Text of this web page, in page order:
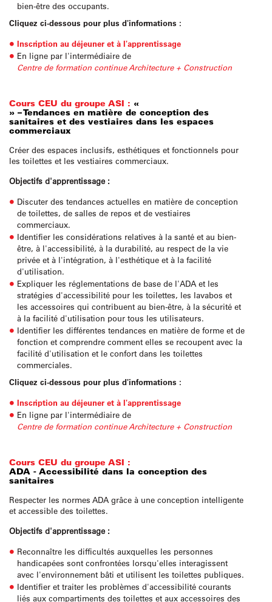
bien-être des occupants.
Cliquez ci-dessous pour plus d'informations :
Inscription au déjeuner et à l'apprentissage
En ligne par l'intermédiaire de
Centre de formation continue Architecture + Construction
Cours CEU du groupe ASI : «
» – Tendances en matière de conception des
sanitaires et des vestiaires dans les espaces
commerciaux
Créer des espaces inclusifs, esthétiques et fonctionnels pour
les toilettes et les vestiaires commerciaux.
Objectifs d'apprentissage :
Discuter des tendances actuelles en matière de conception
de toilettes, de salles de repos et de vestiaires
commerciaux.
Identifier les considérations relatives à la santé et au bien-
être, à l'accessibilité, à la durabilité, au respect de la vie
privée et à l'intégration, à l'esthétique et à la facilité
d'utilisation.
Expliquer les réglementations de base de l'ADA et les
stratégies d'accessibilité pour les toilettes, les lavabos et
les accessoires qui contribuent au bien-être, à la sécurité et
à la facilité d'utilisation pour tous les utilisateurs.
Identifier les différentes tendances en matière de forme et de
fonction et comprendre comment elles se recoupent avec la
facilité d'utilisation et le confort dans les toilettes
commerciales.
Cliquez ci-dessous pour plus d'informations :
Inscription au déjeuner et à l'apprentissage
En ligne par l'intermédiaire de
Centre de formation continue Architecture + Construction
Cours CEU du groupe ASI :
ADA - Accessibilité dans la conception des
sanitaires
Respecter les normes ADA grâce à une conception intelligente
et accessible des toilettes.
Objectifs d'apprentissage :
Reconnaître les difficultés auxquelles les personnes
handicapées sont confrontées lorsqu'elles interagissent
avec l'environnement bâti et utilisent les toilettes publiques.
Identifier et traiter les problèmes d'accessibilité courants
liés aux compartiments des toilettes et aux accessoires des